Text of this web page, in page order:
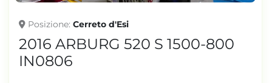
Posizione Cerreto d'Esi
2016 ARBURG 520 S 1500-800
IN0806